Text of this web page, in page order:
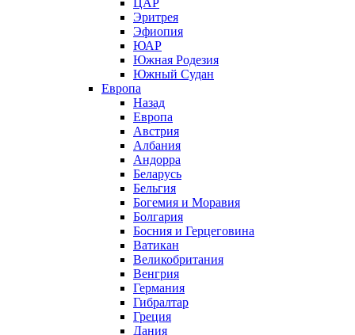
ЦАР
Эритрея
Эфиопия
ЮАР
Южная Родезия
Южный Судан
Европа
Назад
Европа
Австрия
Албания
Андорра
Беларусь
Бельгия
Богемия и Моравия
Болгария
Босния и Герцеговина
Ватикан
Великобритания
Венгрия
Германия
Гибралтар
Греция
Дания